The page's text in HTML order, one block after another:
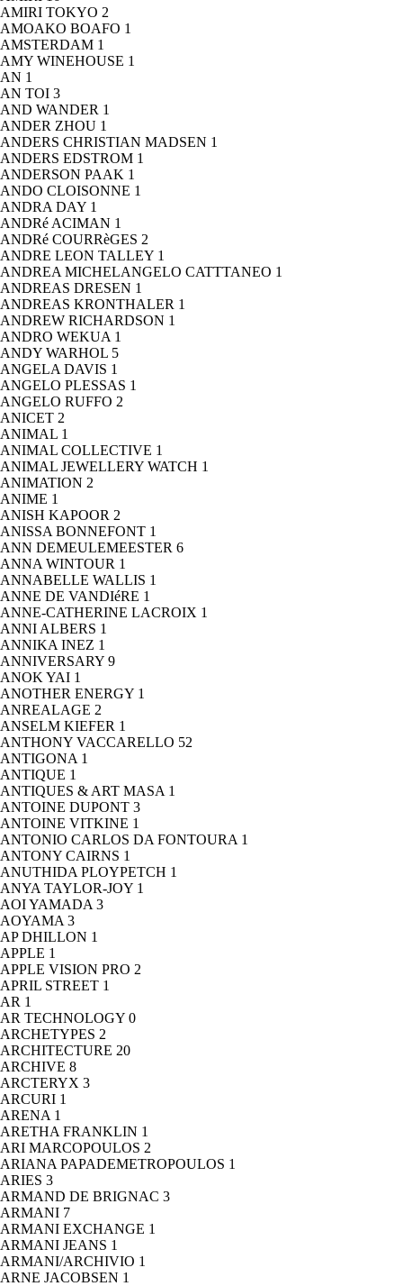
AMIRI TOKYO 2
AMOAKO BOAFO 1
AMSTERDAM 1
AMY WINEHOUSE 1
AN 1
AN TOI 3
AND WANDER 1
ANDER ZHOU 1
ANDERS CHRISTIAN MADSEN 1
ANDERS EDSTROM 1
ANDERSON PAAK 1
ANDO CLOISONNE 1
ANDRA DAY 1
ANDRé ACIMAN 1
ANDRé COURRèGES 2
ANDRE LEON TALLEY 1
ANDREA MICHELANGELO CATTTANEO 1
ANDREAS DRESEN 1
ANDREAS KRONTHALER 1
ANDREW RICHARDSON 1
ANDRO WEKUA 1
ANDY WARHOL 5
ANGELA DAVIS 1
ANGELO PLESSAS 1
ANGELO RUFFO 2
ANICET 2
ANIMAL 1
ANIMAL COLLECTIVE 1
ANIMAL JEWELLERY WATCH 1
ANIMATION 2
ANIME 1
ANISH KAPOOR 2
ANISSA BONNEFONT 1
ANN DEMEULEMEESTER 6
ANNA WINTOUR 1
ANNABELLE WALLIS 1
ANNE DE VANDIéRE 1
ANNE-CATHERINE LACROIX 1
ANNI ALBERS 1
ANNIKA INEZ 1
ANNIVERSARY 9
ANOK YAI 1
ANOTHER ENERGY 1
ANREALAGE 2
ANSELM KIEFER 1
ANTHONY VACCARELLO 52
ANTIGONA 1
ANTIQUE 1
ANTIQUES & ART MASA 1
ANTOINE DUPONT 3
ANTOINE VITKINE 1
ANTONIO CARLOS DA FONTOURA 1
ANTONY CAIRNS 1
ANUTHIDA PLOYPETCH 1
ANYA TAYLOR-JOY 1
AOI YAMADA 3
AOYAMA 3
AP DHILLON 1
APPLE 1
APPLE VISION PRO 2
APRIL STREET 1
AR 1
AR TECHNOLOGY 0
ARCHETYPES 2
ARCHITECTURE 20
ARCHIVE 8
ARCTERYX 3
ARCURI 1
ARENA 1
ARETHA FRANKLIN 1
ARI MARCOPOULOS 2
ARIANA PAPADEMETROPOULOS 1
ARIES 3
ARMAND DE BRIGNAC 3
ARMANI 7
ARMANI EXCHANGE 1
ARMANI JEANS 1
ARMANI/ARCHIVIO 1
ARNE JACOBSEN 1